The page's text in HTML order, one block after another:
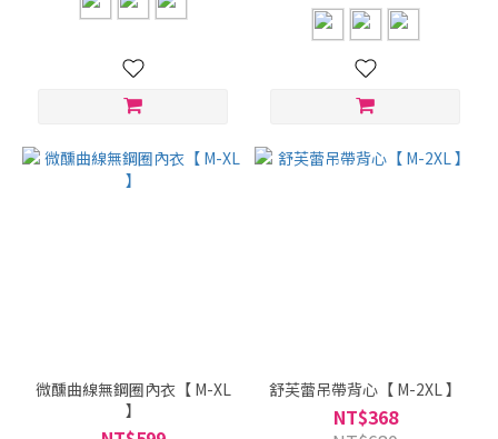
微醺曲線無鋼圈內衣【 M-XL
】
舒芙蕾吊帶背心【 M-2XL 】
NT$368